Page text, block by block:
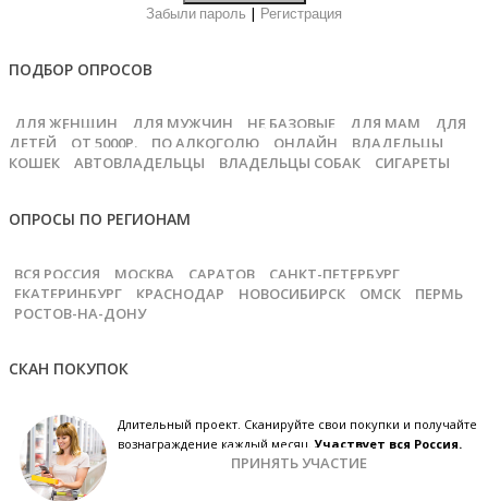
Забыли пароль Регистрация
ПОДБОР ОПРОСОВ
ДЛЯ ЖЕНЩИН ДЛЯ МУЖЧИН НЕ БАЗОВЫЕ ДЛЯ МАМ
ДЛЯ
ДЕТЕЙ
ОТ 5000Р. ПО АЛКОГОЛЮ ОНЛАЙН
ВЛАДЕЛЬЦЫ
КОШЕК
АВТОВЛАДЕЛЬЦЫ ВЛАДЕЛЬЦЫ СОБАК СИГАРЕТЫ
ОПРОСЫ ПО РЕГИОНАМ
ВСЯ РОССИЯ МОСКВА САРАТОВ
САНКТ-ПЕТЕРБУРГ
ЕКАТЕРИНБУРГ
КРАСНОДАР НОВОСИБИРСК ОМСК
ПЕРМЬ
РОСТОВ-НА-ДОНУ
СКАН ПОКУПОК
Длительный проект. Сканируйте свои покупки и получайте
вознаграждение каждый месяц.Участвует вся Россия.
ПРИНЯТЬ УЧАСТИЕ